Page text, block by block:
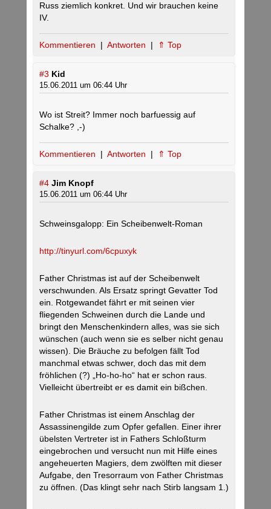
Russ ziemlich konkret. Und wir brauchen keine
IV.
Kommentieren | Antworten | ⇑ Top
#3 Kid
15.06.2011 um 06:44 Uhr
Wo ist Streit? Immer noch barfuessig auf
Schalke? ,-)
Kommentieren | Antworten | ⇑ Top
#4 Jim Knopf
15.06.2011 um 06:44 Uhr
Schweinsgalopp: Ein Scheibenwelt-Roman
http://tinyurl.com/6cpuxyk
Father Christmas ist auf der Scheibenwelt
verschwunden. Als Ersatz springt Gevatter Tod
ein. Rotgewandet fährt er mit seinen vier
fliegenden Schweinen durch die Lande und
bringt den Menschenkindern alles, was sie sich
wünschen (auch wenn sie es selber nicht genau
wissen). Die Bräuche zu befolgen fällt Tod
manchmal etwas schwer, doch das mit dem
fröhlichen (?) „Ho-ho-ho“ hat er schon raus.
Vielleicht übertreibt er es damit ein bißchen.
Father Christmas ist einem Anschlag der
Assassinengilde zum Opfer gefallen. Einer ihrer
übelsten Vertreter ist in Fathers Schloßturm
eingebrochen und versucht nun mit Hilfe eines
angeheuerten Magiers, dem zwölften mit dieser
Aufgabe, den Tresorraum von Father Christmas
zu öffnen. (Das klingt sehr nach Stirb langsam 1.)